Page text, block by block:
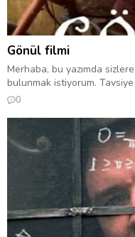
Gönül filmi
Merhaba, bu yazımda
bulunmak istiyorum.
0